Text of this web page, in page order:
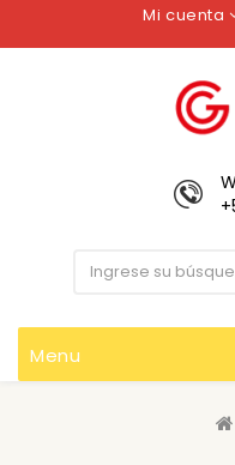
Mi cuenta
Menu